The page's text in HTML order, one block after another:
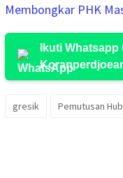
Membongkar PHK
Ikuti Whatsapp
gresik Pemutusan